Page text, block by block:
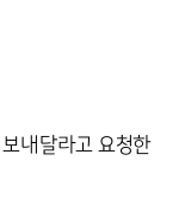
내달라고 요청한